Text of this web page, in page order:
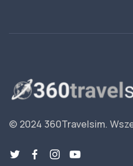
© 2024 360Travelsim.